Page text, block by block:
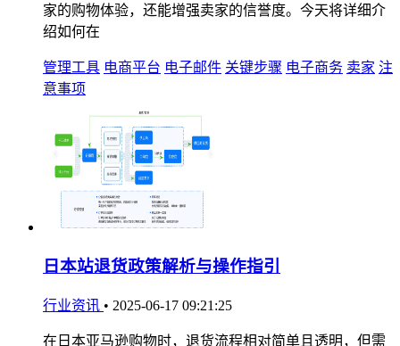
家的购物体验，还能增强卖家的信誉度。今天将详细介
绍如何在
管理工具 电商平台 电子邮件 关键步骤 电子商务 卖家 注
意事项
日本站退货政策解析与操作指引
行业资讯 • 2025-06-17 09:21:25
在日本亚马逊购物时，退货流程相对简单且透明，但需